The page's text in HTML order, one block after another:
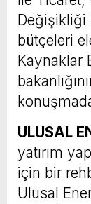
Değişikliği
bütçeleri
Kaynaklar
ULUSAL
yatırım
için bir
Ulusal